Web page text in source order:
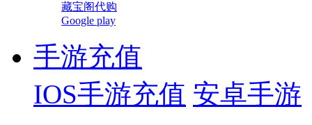
藏宝阁代购
Google play
手游充值
IOS手游充值 安卓手游